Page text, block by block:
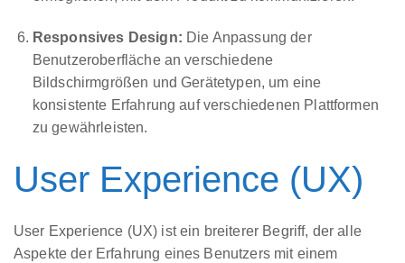
Responsives Design: Die Anpassung der
Benutzeroberfläche an verschiedene
Bildschirmgrößen und Gerätetypen, um eine
konsistente Erfahrung auf verschiedenen Plattformen
zu gewährleisten.
User Experience (UX)
User Experience (UX) ist ein breiterer Begriff, der alle
Aspekte der Erfahrung eines Benutzers mit einem